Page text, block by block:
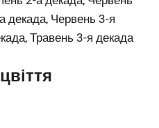
декада, Червень 3-я
Травень 3-я декада